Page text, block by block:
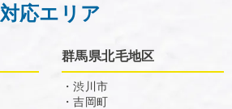
対応エリア
群馬県北毛地区
・渋川市
・吉岡町